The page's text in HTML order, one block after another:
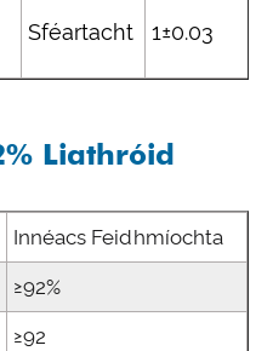
Sféartacht 1±0.03
Liathróid
Innéacs Feidhmíochta
≥92%
≥92